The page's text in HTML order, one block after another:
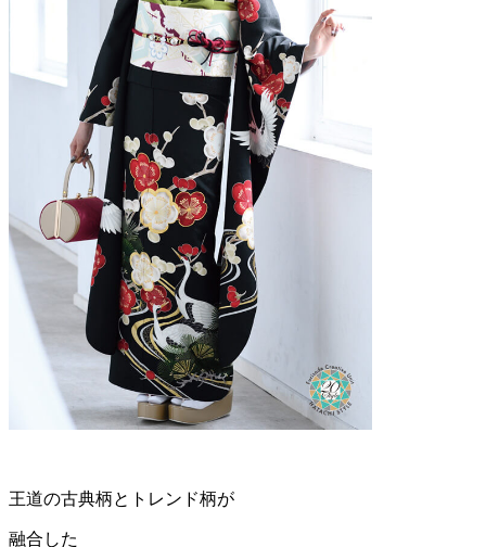
王道の古典柄とトレンド柄が
融合した